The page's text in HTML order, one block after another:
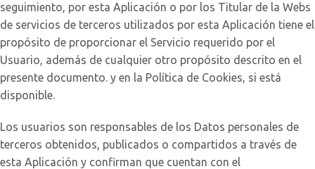
seguimiento, por esta Aplicación o por los Titular de la Webs
de servicios de terceros utilizados por esta Aplicación tiene el
propósito de proporcionar el Servicio requerido por el
Usuario, además de cualquier otro propósito descrito en el
presente documento. y en la Política de Cookies, si está
disponible.
Los usuarios son responsables de los Datos personales de
terceros obtenidos, publicados o compartidos a través de
esta Aplicación y confirman que cuentan con el